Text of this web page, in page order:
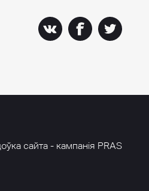
сайта - кампанія PRAS